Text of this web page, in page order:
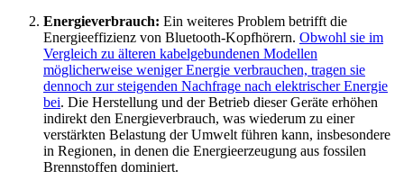
Energieverbrauch: Ein weiteres Problem betrifft die
Energieeffizienz von Bluetooth-Kopfhörern. Obwohl sie im
Vergleich zu älteren kabelgebundenen Modellen
möglicherweise weniger Energie verbrauchen, tragen sie
dennoch zur steigenden Nachfrage nach elektrischer Energie
bei. Die Herstellung und der Betrieb dieser Geräte erhöhen
indirekt den Energieverbrauch, was wiederum zu einer
verstärkten Belastung der Umwelt führen kann, insbesondere
in Regionen, in denen die Energieerzeugung aus fossilen
Brennstoffen dominiert.